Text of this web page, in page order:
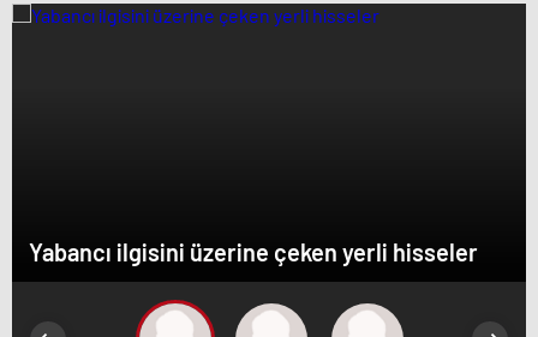
Yabancı ilgisini üzerine çeken yerli hisseler